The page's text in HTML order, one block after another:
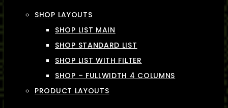
SHOP LAYOUTS
SHOP LIST MAIN
SHOP STANDARD LIST
SHOP LIST WITH FILTER
SHOP – FULLWIDTH 4 COLUMNS
PRODUCT LAYOUTS